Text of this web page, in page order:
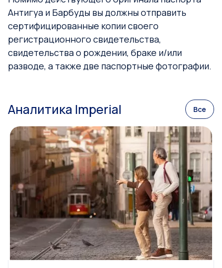
Антигуа и Барбуды вы должны отправить
сертифицированные копии своего
регистрационного свидетельства,
свидетельства о рождении, браке и/или
разводе, а также две паспортные фотографии.
Аналитика Imperial Все